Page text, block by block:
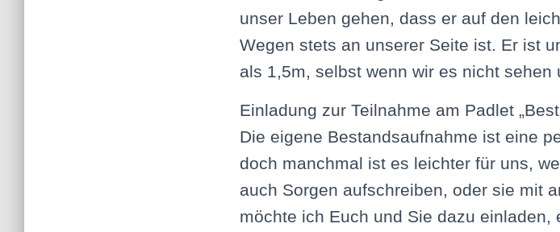
unser Leben gehen, dass er auf den
Wegen stets an unserer Seite ist. Er ist
als 1,5m, selbst wenn wir es nicht sehen
Einladung zur Teilnahme am Padlet
Die eigene Bestandsaufnahme ist eine
doch manchmal ist es leichter für uns,
auch Sorgen aufschreiben, oder sie mit
möchte ich Euch und Sie dazu